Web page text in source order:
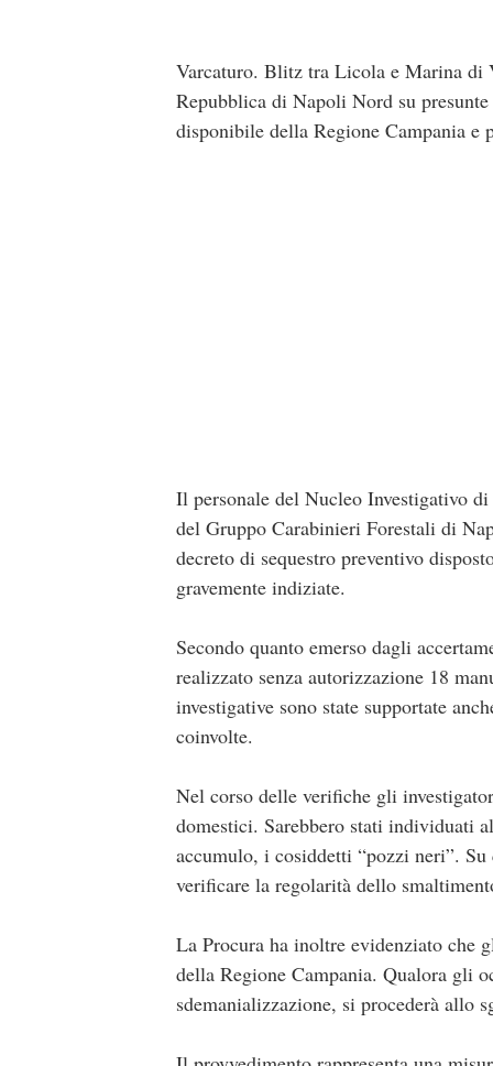
Varcaturo. Blitz tra Licola e Marina di
Repubblica di Napoli Nord su
disponibile della Regione Campania
Il personale del Nucleo Investigativo
del Gruppo Carabinieri Forestali di
decreto di sequestro preventivo
gravemente indiziate.
Secondo quanto emerso dagli
realizzato senza autorizzazione 18
investigative sono state supportate
coinvolte.
Nel corso delle verifiche gli
domestici. Sarebbero stati individuati
accumulo, i cosiddetti “pozzi neri”.
verificare la regolarità dello
La Procura ha inoltre evidenziato che
della Regione Campania. Qualora gli
sdemanializzazione, si procederà allo